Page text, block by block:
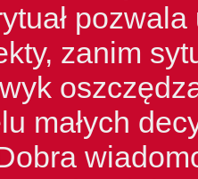
zanim
małych